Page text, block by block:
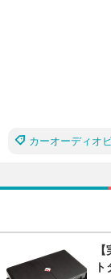
カーオーディオ